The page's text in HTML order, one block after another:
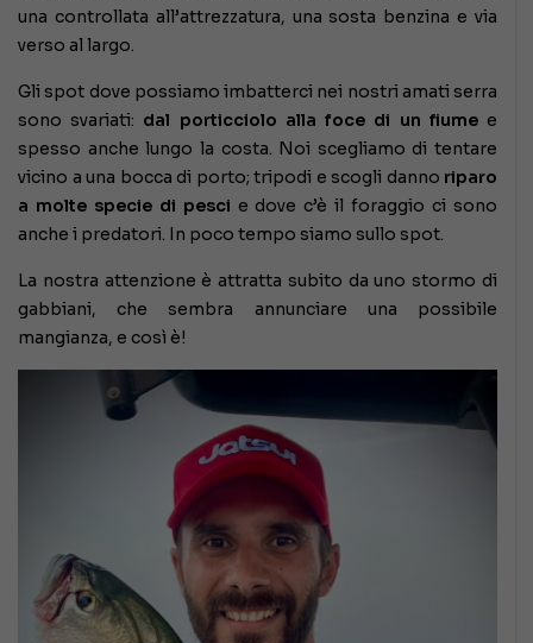
una controllata all’attrezzatura, una sosta benzina e via
verso al largo.
Gli spot dove possiamo imbatterci nei nostri amati serra
sono svariati: dal porticciolo alla foce di un fiumee
spesso anche lungo la costa. Noi scegliamo di tentare
vicino a una bocca di porto; tripodi e scogli danno riparo
a molte specie di pesci e dove c’è il foraggio ci sono
anche i predatori. In poco tempo siamo sullo spot.
La nostra attenzione è attratta subito da uno stormo di
gabbiani, che sembra annunciare una possibile
mangianza, e così è!